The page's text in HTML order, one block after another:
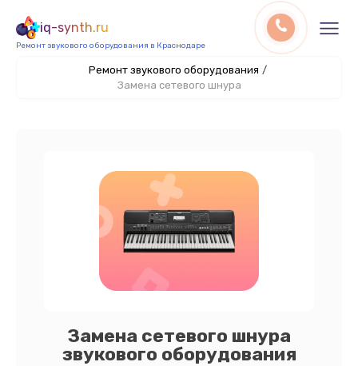
iq-synth.ru
Ремонт звукового оборудования в Краснодаре
Ремонт звукового оборудования /
Замена сетевого шнура
Замена сетевого шнура
звукового оборудования